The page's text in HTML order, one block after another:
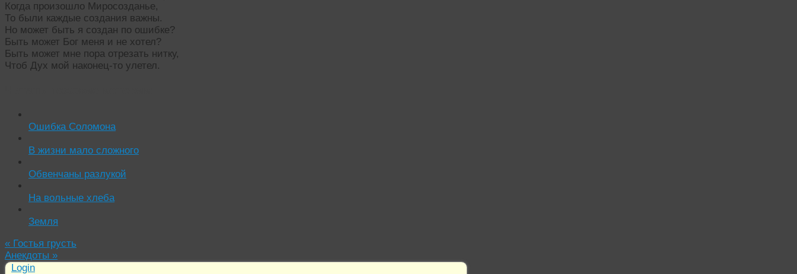
Когда произошло Миросозданье,
То были каждые создания важны.
Но может быть я создан по ошибке?
Быть может Бог меня и не хотел?
Быть может мне пора отрезать нитку,
Чтоб Дух мой наконец-то улетел.
Ошибка Соломона
В жизни мало сложного
Обвенчаны разлукой
На вольные хлеба
Земля
« Гостья грусть
Анекдоты »
Login